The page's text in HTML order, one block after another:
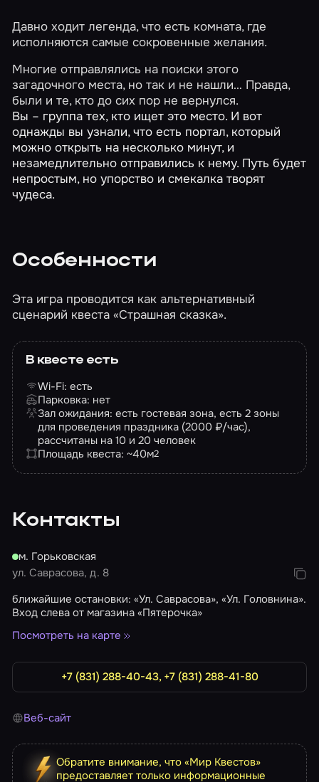
Давно ходит легенда, что есть комната, где
исполняются самые сокровенные желания.
Многие отправлялись на поиски этого
загадочного места, но так и не нашли… Правда,
были и те, кто до сих пор не вернулся.
Вы – группа тех, кто ищет это место. И вот
однажды вы узнали, что есть портал, который
можно открыть на несколько минут, и
незамедлительно отправились к нему. Путь будет
непростым, но упорство и смекалка творят
чудеса.
Особенности
Эта игра проводится как альтернативный
сценарий квеста«Страшная сказка».
В квесте есть
Wi-Fi: есть
Парковка: нет
Зал ожидания: есть гостевая зона, есть 2 зоны
для проведения праздника (2000 ₽/час),
рассчитаны на 10 и 20 человек
Площадь квеста: ~40м2
Контакты
м. Горьковская
ул. Саврасова, д. 8
ближайшие остановки: «Ул. Саврасова», «Ул. Головнина».
Вход слева от магазина «Пятерочка»
Посмотреть на карте
+7 (831) 288-40-43, +7 (831) 288-41-80
Веб-сайт
Обратите внимание, что «Мир Квестов»
предоставляет только информационные